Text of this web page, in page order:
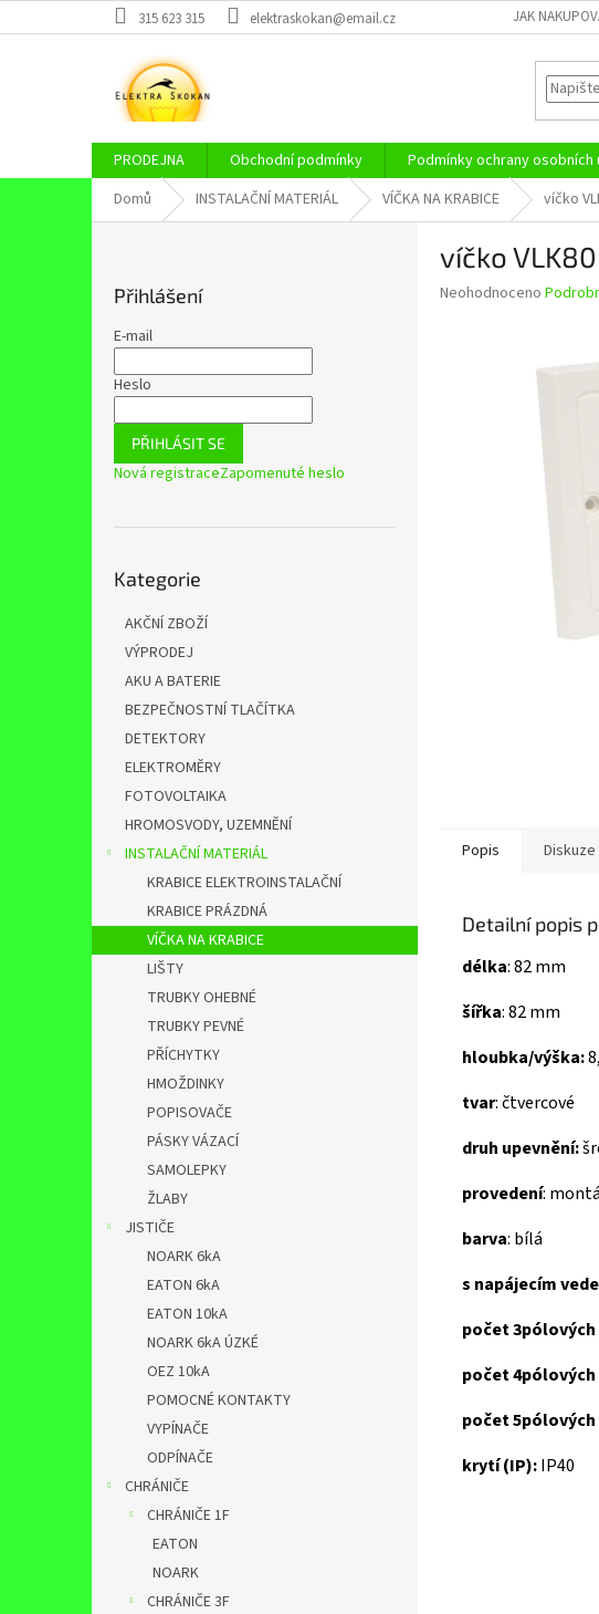
na
315 623 315 elektraskokan@email.cz JAK
PRODEJNA Obchodní podmínky Podmínky ochrany osobních
Domů
INSTALAČNÍ MATERIÁL VÍČKA NA KRABICE víčko
Přihlášení
E-mail
Heslo
PŘIHLÁSIT SE
Nová registraceZapomenuté heslo
kategorie
Kategorie
AKČNÍ ZBOŽÍ
VÝPRODEJ
AKU A BATERIE
BEZPEČNOSTNÍ TLAČÍTKA
DETEKTORY
ELEKTROMĚRY
FOTOVOLTAIKA
HROMOSVODY, UZEMNĚNÍ
INSTALAČNÍ MATERIÁL
KRABICE ELEKTROINSTALAČNÍ
KRABICE PRÁZDNÁ
VÍČKA NA KRABICE
LIŠTY
TRUBKY OHEBNÉ
TRUBKY PEVNÉ
PŘÍCHYTKY
HMOŽDINKY
POPISOVAČE
PÁSKY VÁZACÍ
SAMOLEPKY
ŽLABY
JISTIČE
NOARK 6kA
EATON 6kA
EATON 10kA
NOARK 6kA ÚZKÉ
OEZ 10kA
POMOCNÉ KONTAKTY
VYPÍNAČE
ODPÍNAČE
CHRÁNIČE
CHRÁNIČE 1F
EATON
NOARK
CHRÁNIČE 3F
víčko
Průměrné
Neohodnoceno
Popis Diskuze
Detailní popis
délka:82 mm
šířka:82 mm
hloubka/výška:
tvar:čtvercové
druh upevnění:
provedení:
barva: bílá
s napájecím
počet
počet
počet
krytí (IP):IP40